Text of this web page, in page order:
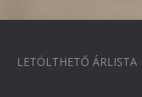
LETÖLTHETŐ ÁRLISTA